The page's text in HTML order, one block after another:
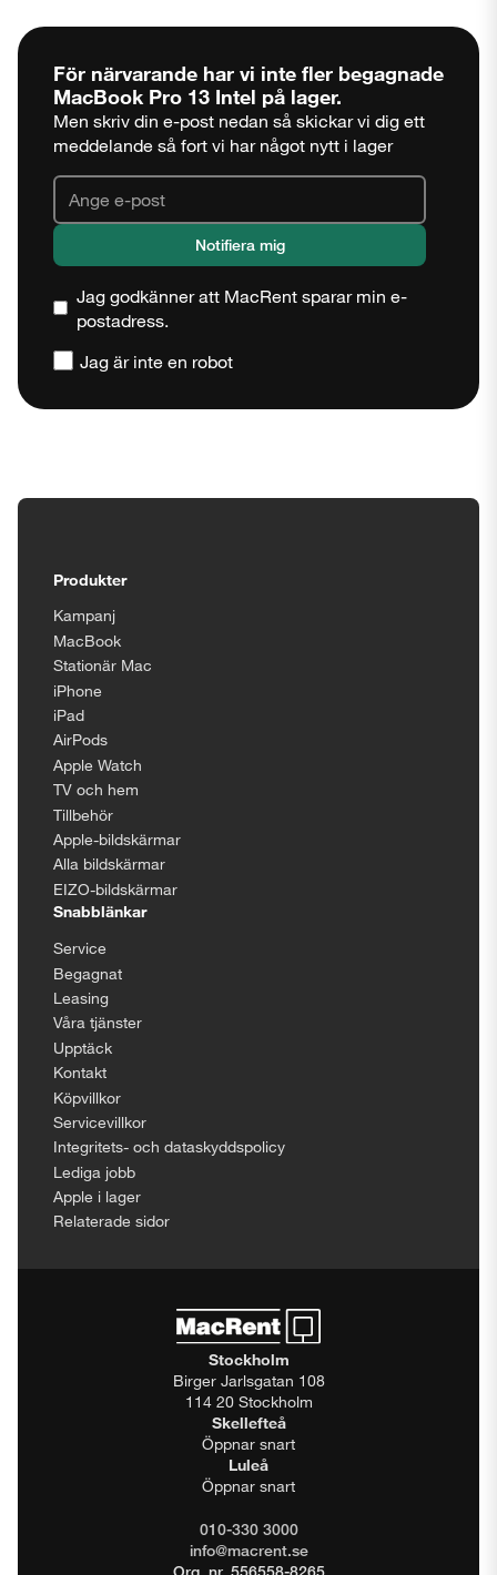
För närvarande har vi inte fler begagnade
MacBook Pro 13 Intel på lager.
Men skriv din e-post nedan så skickar vi dig ett
meddelande så fort vi har något nytt i lager
Jag godkänner att MacRent sparar min e-
postadress.
Jag är inte en robot
Produkter
Kampanj
MacBook
Stationär Mac
iPhone
iPad
AirPods
Apple Watch
TV och hem
Tillbehör
Apple-bildskärmar
Alla bildskärmar
EIZO-bildskärmar
Snabblänkar
Service
Begagnat
Leasing
Våra tjänster
Upptäck
Kontakt
Köpvillkor
Servicevillkor
Integritets- och dataskyddspolicy
Lediga jobb
Apple i lager
Relaterade sidor
Stockholm
Birger Jarlsgatan 108
114 20 Stockholm
Skellefteå
Öppnar snart
Luleå
Öppnar snart
010-330 3000
info@macrent.se
Org. nr. 556558-8265